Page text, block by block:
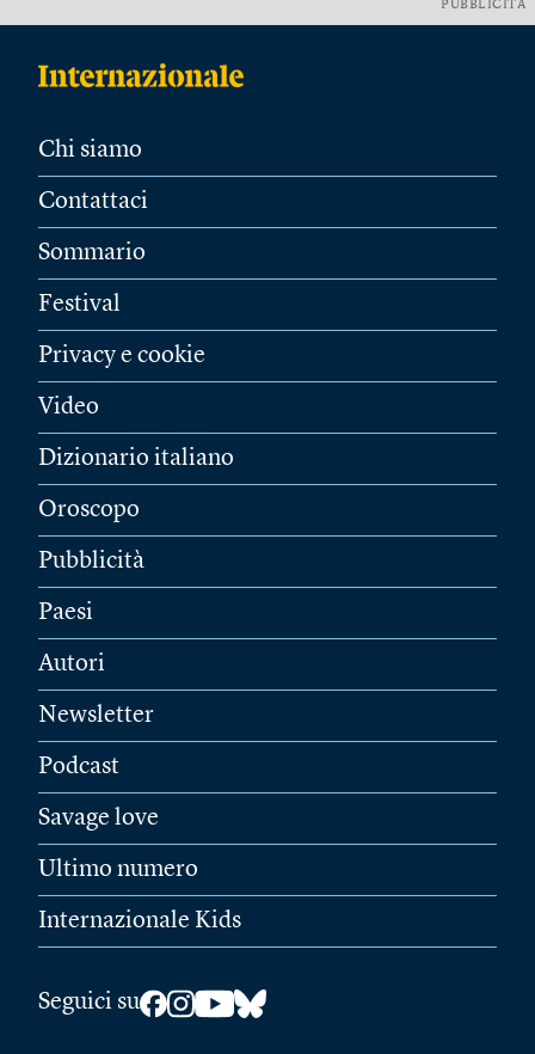
PUBBLICITÀ
Chi siamo
Contattaci
Sommario
Festival
Privacy e cookie
Video
Dizionario italiano
Oroscopo
Pubblicità
Paesi
Autori
Newsletter
Podcast
Savage love
Ultimo numero
Internazionale Kids
Seguici su